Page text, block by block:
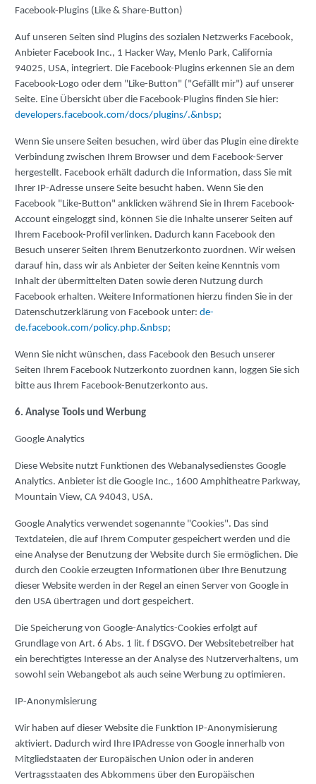
Facebook-Plugins (Like & Share-Button)
Auf unseren Seiten sind Plugins des sozialen Netzwerks Facebook,
Anbieter Facebook Inc., 1 Hacker Way, Menlo Park, California
94025, USA, integriert. Die Facebook-Plugins erkennen Sie an dem
Facebook-Logo oder dem "Like-Button" ("Gefällt mir") auf unserer
Seite. Eine Übersicht über die Facebook-Plugins finden Sie hier:
developers.facebook.com/docs/plugins/.&nbsp;
Wenn Sie unsere Seiten besuchen, wird über das Plugin eine direkte
Verbindung zwischen Ihrem Browser und dem Facebook-Server
hergestellt. Facebook erhält dadurch die Information, dass Sie mit
Ihrer IP-Adresse unsere Seite besucht haben. Wenn Sie den
Facebook "Like-Button" anklicken während Sie in Ihrem Facebook-
Account eingeloggt sind, können Sie die Inhalte unserer Seiten auf
Ihrem Facebook-Profil verlinken. Dadurch kann Facebook den
Besuch unserer Seiten Ihrem Benutzerkonto zuordnen. Wir weisen
darauf hin, dass wir als Anbieter der Seiten keine Kenntnis vom
Inhalt der übermittelten Daten sowie deren Nutzung durch
Facebook erhalten. Weitere Informationen hierzu finden Sie in der
Datenschutzerklärung von Facebook unter: de-
de.facebook.com/policy.php.&nbsp;
Wenn Sie nicht wünschen, dass Facebook den Besuch unserer
Seiten Ihrem Facebook Nutzerkonto zuordnen kann, loggen Sie sich
bitte aus Ihrem Facebook-Benutzerkonto aus.
6. Analyse Tools und Werbung
Google Analytics
Diese Website nutzt Funktionen des Webanalysedienstes Google
Analytics. Anbieter ist die Google Inc., 1600 Amphitheatre Parkway,
Mountain View, CA 94043, USA.
Google Analytics verwendet sogenannte "Cookies". Das sind
Textdateien, die auf Ihrem Computer gespeichert werden und die
eine Analyse der Benutzung der Website durch Sie ermöglichen. Die
durch den Cookie erzeugten Informationen über Ihre Benutzung
dieser Website werden in der Regel an einen Server von Google in
den USA übertragen und dort gespeichert.
Die Speicherung von Google-Analytics-Cookies erfolgt auf
Grundlage von Art. 6 Abs. 1 lit. f DSGVO. Der Websitebetreiber hat
ein berechtigtes Interesse an der Analyse des Nutzerverhaltens, um
sowohl sein Webangebot als auch seine Werbung zu optimieren.
IP-Anonymisierung
Wir haben auf dieser Website die Funktion IP-Anonymisierung
aktiviert. Dadurch wird Ihre IPAdresse von Google innerhalb von
Mitgliedstaaten der Europäischen Union oder in anderen
Vertragsstaaten des Abkommens über den Europäischen